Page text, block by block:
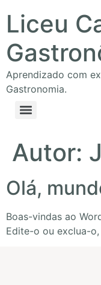
Liceu
Aprendizado com
Gastronomia.
Autor:
Olá,
Boas-vindas ao
Edite-o ou exclua-